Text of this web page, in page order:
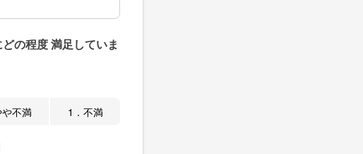
の程度 満足していま
不満 1．不満